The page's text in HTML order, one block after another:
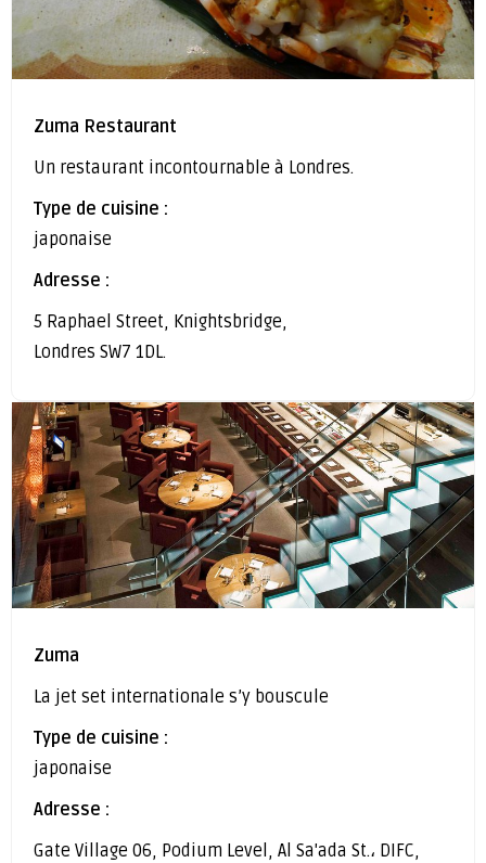
Zuma Restaurant
Un restaurant incontournable à Londres.
Type de cuisine :
japonaise
Adresse :
5 Raphael Street, Knightsbridge,
Londres SW7 1DL.
Zuma
La jet set internationale s’y bouscule
Type de cuisine :
japonaise
Adresse :
Gate Village 06, Podium Level, Al Sa'ada St.، DIFC,